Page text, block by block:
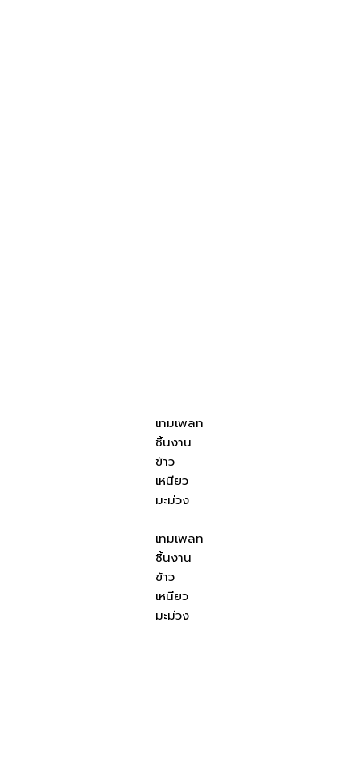
เทมเพลท
ชิ้นงาน
ข้าว
เหนียว
มะม่วง
เทมเพลท
ชิ้นงาน
ข้าว
เหนียว
มะม่วง